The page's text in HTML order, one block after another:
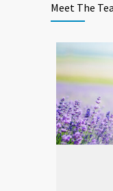
Meet The